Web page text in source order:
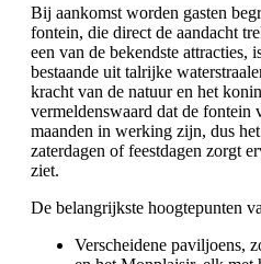
Bij aankomst worden gasten
fontein, die direct de aandacht
een van de bekendste attracties,
bestaande uit talrijke
kracht van de natuur en het
vermeldenswaard dat de
maanden in werking zijn, dus
zaterdagen of feestdagen zorgt
ziet.
De belangrijkste hoogtepunten
Verscheidene paviljoens,